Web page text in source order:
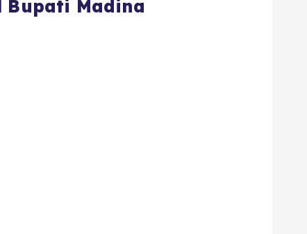
Bupati Madina